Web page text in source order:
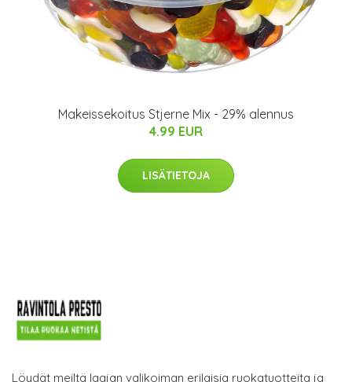
Makeissekoitus Stjerne Mix - 29% alennus
4.99 EUR
LISÄTIETOJA
Löydät meiltä laajan valikoiman erilaisia ruokatuotteita ja